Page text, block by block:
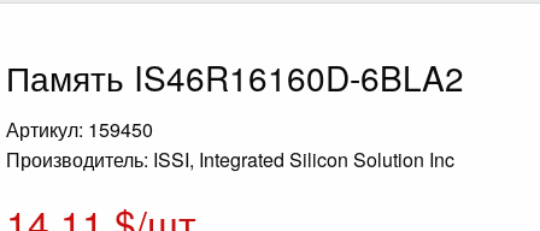
Память IS46R16160D-6BLA2
Артикул: 159450
Производитель: ISSI, Integrated Silicon Solution Inc